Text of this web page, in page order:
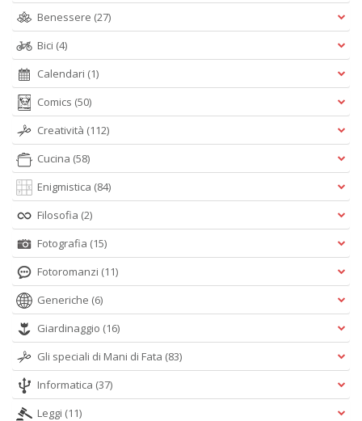
Benessere (27)
Bici (4)
Calendari (1)
Comics (50)
Creatività (112)
Cucina (58)
Enigmistica (84)
Filosofia (2)
Fotografia (15)
Fotoromanzi (11)
Generiche (6)
Giardinaggio (16)
Gli speciali di Mani di Fata (83)
Informatica (37)
Leggi (11)